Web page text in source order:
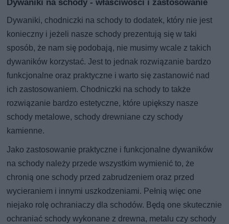
Dywaniki, chodniczki na schody to dodatek, który nie jest
konieczny i jeżeli nasze schody prezentują się w taki
sposób, że nam się podobają, nie musimy wcale z takich
dywaników korzystać. Jest to jednak rozwiązanie bardzo
funkcjonalne oraz praktyczne i warto się zastanowić nad
ich zastosowaniem. Chodniczki na schody to także
rozwiązanie bardzo estetyczne, które upiększy nasze
schody metalowe, schody drewniane czy schody
kamienne.
Jako zastosowanie praktyczne i funkcjonalne dywaników
na schody należy przede wszystkim wymienić to, że
chronią one schody przed zabrudzeniem oraz przed
wycieraniem i innymi uszkodzeniami. Pełnią więc one
niejako rolę ochraniaczy dla schodów. Będą one skutecznie
ochraniać schody wykonane z drewna, metalu czy schody